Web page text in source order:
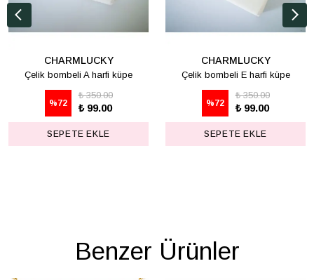
CHARMLUCKY
Çelik bombeli A harfi küpe
%72
₺ 350.00
₺ 99.00
SEPETE EKLE
CHARMLUCKY
Çelik bombeli E harfi küpe
%72
₺ 350.00
₺ 99.00
SEPETE EKLE
Benzer Ürünler